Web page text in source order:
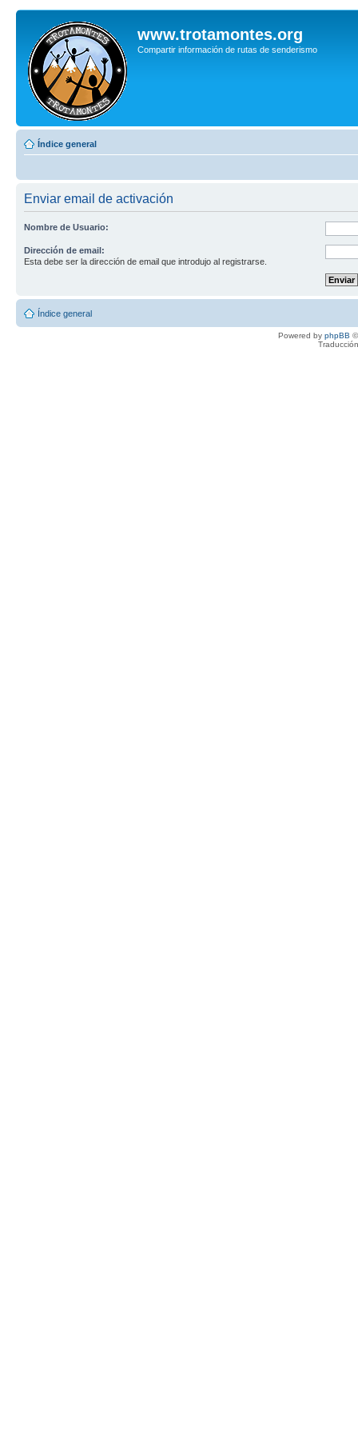
www.trotamontes.org
Compartir información de rutas de senderismo
Índice general
Enviar email de activación
Nombre de Usuario:
Dirección de email:
Esta debe ser la dirección de email que introdujo al registrarse.
Índice general
Powered by phpBB